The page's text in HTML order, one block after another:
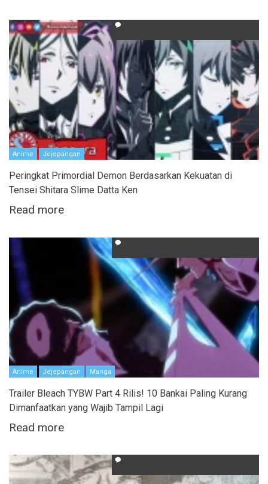
Anime Jejepangan
Peringkat Primordial Demon Berdasarkan Kekuatan di
Tensei Shitara Slime Datta Ken
Read more
Anime Jejepangan Manga
Trailer Bleach TYBW Part 4 Rilis! 10 Bankai Paling Kurang
Dimanfaatkan yang Wajib Tampil Lagi
Read more